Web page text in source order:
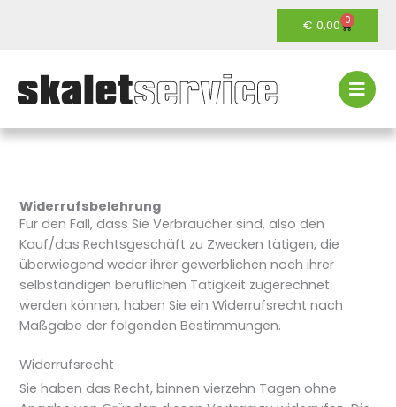
€ 0,00 0
Widerrufsbelehrung
Für den Fall, dass Sie Verbraucher sind, also den
Kauf/das Rechtsgeschäft zu Zwecken tätigen, die
überwiegend weder ihrer gewerblichen noch ihrer
selbständigen beruflichen Tätigkeit zugerechnet
werden können, haben Sie ein Widerrufsrecht nach
Maßgabe der folgenden Bestimmungen.
Widerrufsrecht
Sie haben das Recht, binnen vierzehn Tagen ohne